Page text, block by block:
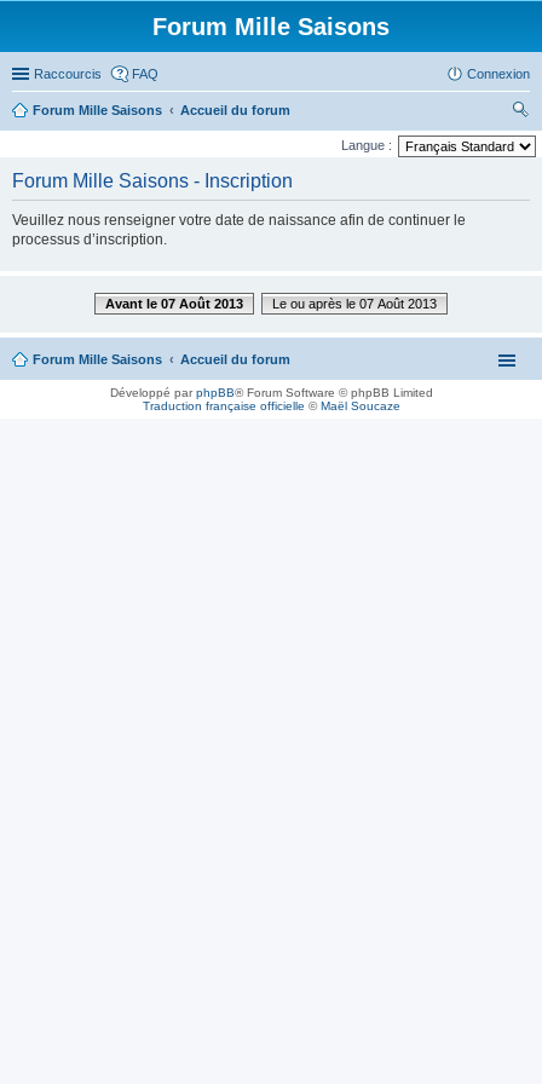
Forum Mille Saisons
Raccourcis FAQ Connexion
Forum Mille Saisons
Accueil du forum
ec
ch
Langue :
Forum Mille Saisons - Inscription
Veuillez nous renseigner votre date de naissance afin de continuer le
processus d’inscription.
Avant le 07 Août 2013 Le ou après le 07 Août 2013
Forum Mille Saisons Accueil du forum
Développé parphpBB® Forum Software © phpBB Limited
Traduction française officielle ©Maël Soucaze